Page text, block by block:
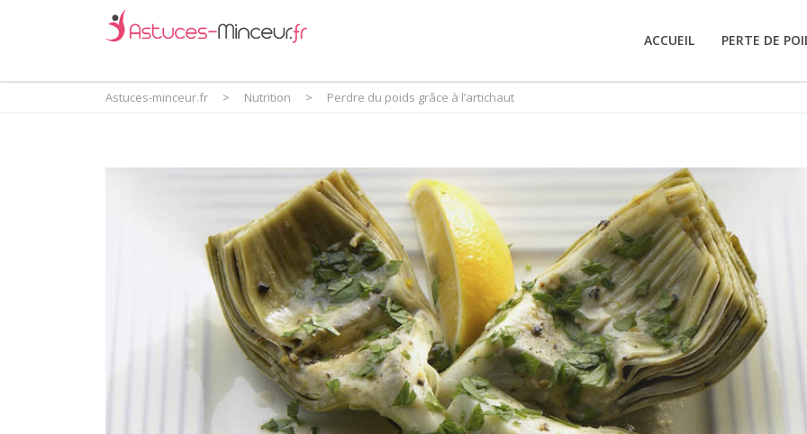
ACCUEIL PERTE DE
Astuces-minceur.fr > Nutrition > Perdre du poids grâce à l’artichaut